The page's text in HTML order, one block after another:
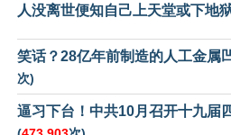
人没离世便知自己上天堂或下地
笑话？28亿年前制造的人工金属
次)
逼习下台！中共10月召开十九届